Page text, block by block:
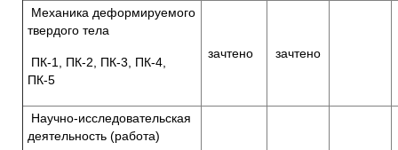
Механика деформируемого
твердого тела
ПК-1, ПК-2, ПК-3, ПК-4,
ПК-5
зачтено зачтено
Научно-исследовательская
деятельность (работа)